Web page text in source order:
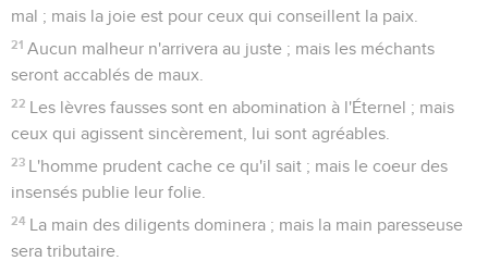
mal ; mais la joie est pour ceux qui conseillent la paix.
21 Aucun malheur n'arrivera au juste ; mais les méchants
seront accablés de maux.
22 Les lèvres fausses sont en abomination à l'Éternel ; mais
ceux qui agissent sincèrement, lui sont agréables.
23 L'homme prudent cache ce qu'il sait ; mais le coeur des
insensés publie leur folie.
24 La main des diligents dominera ; mais la main paresseuse
sera tributaire.